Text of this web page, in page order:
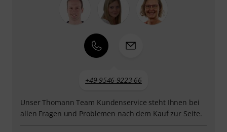
+49-9546-9223-66
Unser Thomann Team Kundenservice steht Ihnen bei
allen Fragen und Problemen nach dem Kauf zur Seite.